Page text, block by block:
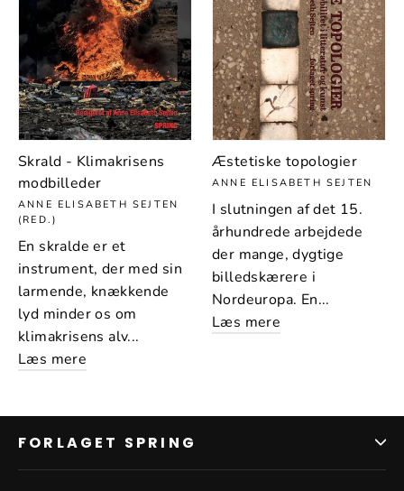
Skrald - Klimakrisens
modbilleder
ANNE ELISABETH SEJTEN
(RED.)
En skralde er et
instrument, der med sin
larmende, knækkende
lyd minder os om
klimakrisens alv...
Læs mere
Æstetiske topologier
ANNE ELISABETH SEJTEN
I slutningen af det 15.
århundrede arbejdede
der mange, dygtige
billedskærere i
Nordeuropa. En...
Læs mere
FORLAGET SPRING